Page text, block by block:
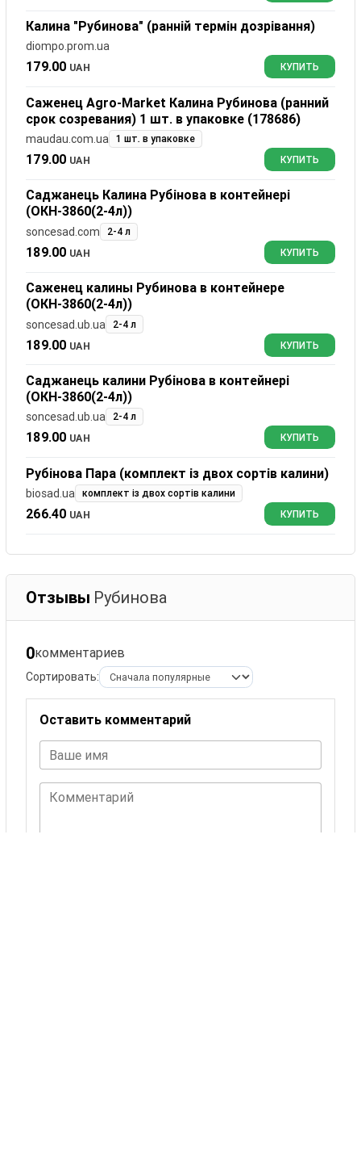
Калина "Рубинова" (ранній термін дозрівання)
diompo.prom.ua
179.00 UAH КУПИТЬ
Саженец Agro-Market Калина Рубинова (ранний
срок созревания) 1 шт. в упаковке (178686)
maudau.com.ua 1 шт. в упаковке
179.00 UAH КУПИТЬ
Саджанець Калина Рубінова в контейнері
(ОКН-3860(2-4л))
soncesad.com 2-4 л
189.00 UAH КУПИТЬ
Саженец калины Рубинова в контейнере
(ОКН-3860(2-4л))
soncesad.ub.ua 2-4 л
189.00 UAH КУПИТЬ
Саджанець калини Рубінова в контейнері
(ОКН-3860(2-4л))
soncesad.ub.ua 2-4 л
189.00 UAH КУПИТЬ
Рубінова Пара (комплект із двох сортів калини)
biosad.ua комплект із двох сортів калини
266.40 UAH КУПИТЬ
Отзывы Рубинова
0комментариев
Сортировать:
Оставить комментарий
Ваше имя
Комментарий